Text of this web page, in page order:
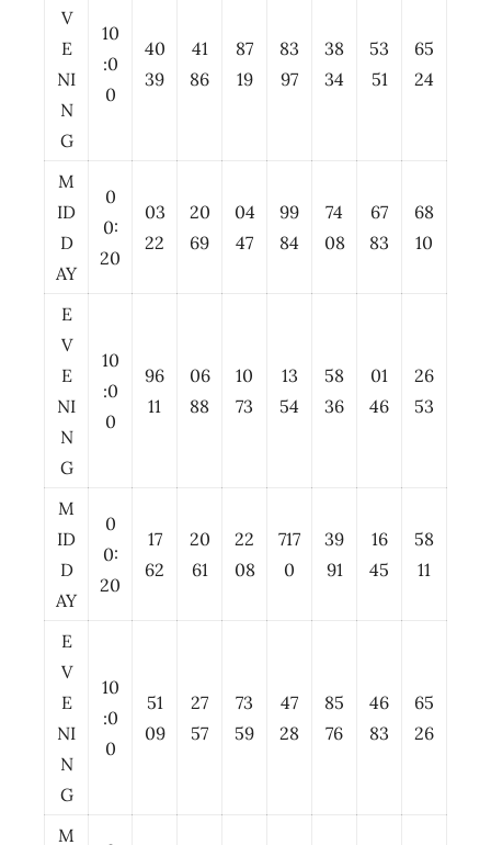
V
E
NI
N
G
10
:0
0
40
39
41
86
87
19
83
97
38
34
53
51
65
24
M
ID
D
AY
0
0:
20
03
22
20
69
04
47
99
84
74
08
67
83
68
10
E
V
E
NI
N
G
10
:0
0
96
11
06
88
10
73
13
54
58
36
01
46
26
53
M
ID
D
AY
0
0:
20
17
62
20
61
22
08
717
0
39
91
16
45
58
11
E
V
E
NI
N
G
10
:0
0
51
09
27
57
73
59
47
28
85
76
46
83
65
26
M